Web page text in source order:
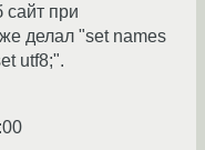
сайт при
делал "set names
utf8;".